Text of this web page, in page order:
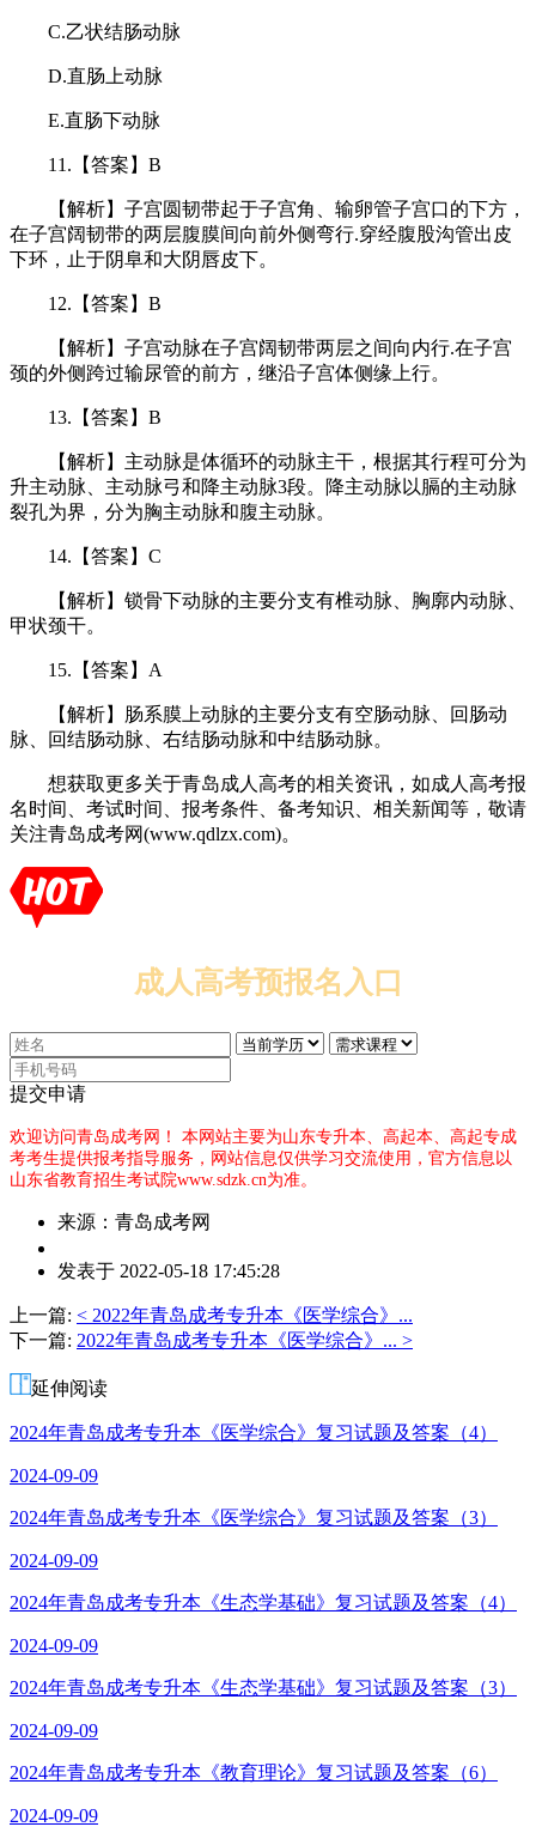
C.乙状结肠动脉
D.直肠上动脉
E.直肠下动脉
11.【答案】B
【解析】子宫圆韧带起于子宫角、输卵管子宫口的下方，
在子宫阔韧带的两层腹膜间向前外侧弯行.穿经腹股沟管出皮
下环，止于阴阜和大阴唇皮下。
12.【答案】B
【解析】子宫动脉在子宫阔韧带两层之间向内行.在子宫
颈的外侧跨过输尿管的前方，继沿子宫体侧缘上行。
13.【答案】B
【解析】主动脉是体循环的动脉主干，根据其行程可分为
升主动脉、主动脉弓和降主动脉3段。降主动脉以膈的主动脉
裂孔为界，分为胸主动脉和腹主动脉。
14.【答案】C
【解析】锁骨下动脉的主要分支有椎动脉、胸廓内动脉、
甲状颈干。
15.【答案】A
【解析】肠系膜上动脉的主要分支有空肠动脉、回肠动
脉、回结肠动脉、右结肠动脉和中结肠动脉。
想获取更多关于青岛成人高考的相关资讯，如成人高考报
名时间、考试时间、报考条件、备考知识、相关新闻等，敬请
关注青岛成考网(www.qdlzx.com)。
成人高考预报名入口
提交申请
欢迎访问青岛成考网！ 本网站主要为山东专升本、高起本、高起专成
考考生提供报考指导服务，网站信息仅供学习交流使用，官方信息以
山东省教育招生考试院www.sdzk.cn为准。
来源：青岛成考网
者：
老
师
发表于 2022-05-18 17:45:28
上一篇: < 2022年青岛成考专升本《医学综合》...
下一篇: 2022年青岛成考专升本《医学综合》... >
延伸阅读
2024年青岛成考专升本《医学综合》复习试题及答案（4）
2024-09-09
2024年青岛成考专升本《医学综合》复习试题及答案（3）
2024-09-09
2024年青岛成考专升本《生态学基础》复习试题及答案（4）
2024-09-09
2024年青岛成考专升本《生态学基础》复习试题及答案（3）
2024-09-09
2024年青岛成考专升本《教育理论》复习试题及答案（6）
2024-09-09